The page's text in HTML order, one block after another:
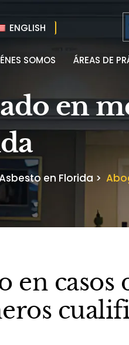
ENGLISH
SOMOS ÁREAS DE
en
en Florida >
en casos